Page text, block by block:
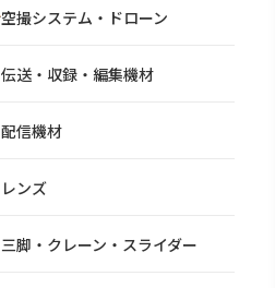
空撮システム・ドローン
伝送・収録・編集機材
配信機材
レンズ
三脚・クレーン・スライダー